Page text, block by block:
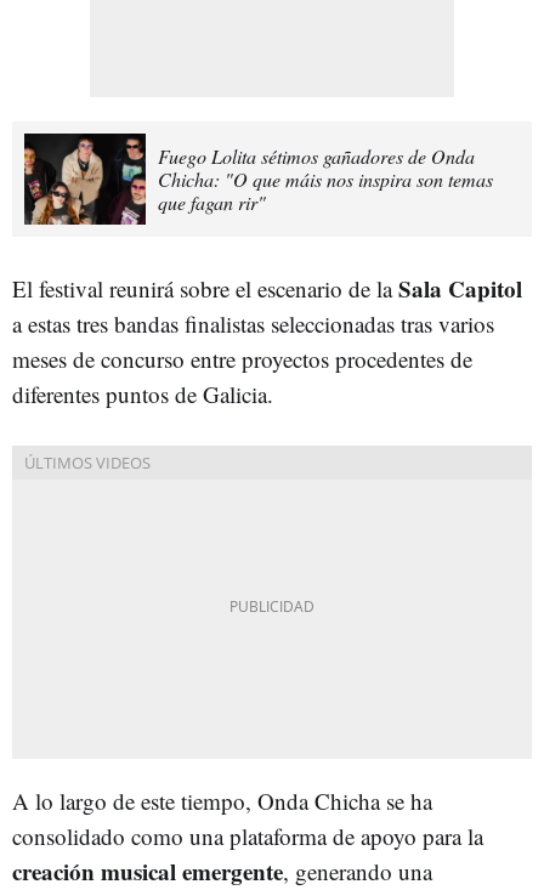
Fuego Lolita sétimos gañadores de Onda
Chicha: "O que máis nos inspira son temas
que fagan rir"
El festival reunirá sobre el escenario de laSala Capitol
a estas tres bandas finalistas seleccionadas tras varios
meses de concurso entre proyectos procedentes de
diferentes puntos de Galicia.
A lo largo de este tiempo, Onda Chicha se ha
consolidado como una plataforma de apoyo para la
creación musical emergente, generando una